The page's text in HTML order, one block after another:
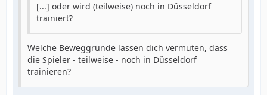
[...] oder wird (teilweise) noch in Düsseldorf
trainiert?
Welche Beweggründe lassen dich vermuten, dass
die Spieler - teilweise - noch in Düsseldorf
trainieren?